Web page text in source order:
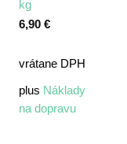
kg
6,90€
vrátane DPH
plus Náklady
na dopravu